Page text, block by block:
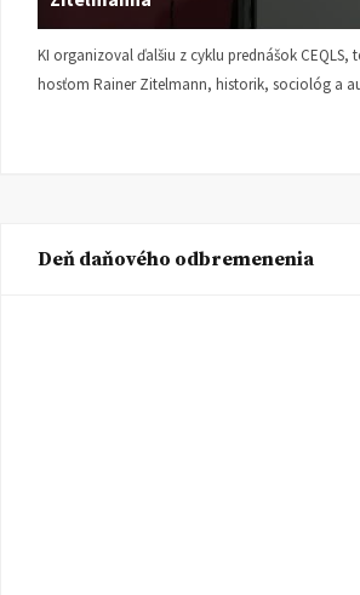
KI organizoval ďalšiu z cyklu prednášok CEQLS,
hosťom Rainer Zitelmann, historik, sociológ a
Deň daňového odbremenenia